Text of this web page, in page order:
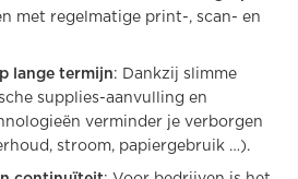
met regelmatige print-, scan- en
lange termijn: Dankzij slimme
supplies-aanvulling en
verminder je verborgen
stroom, papiergebruik …).